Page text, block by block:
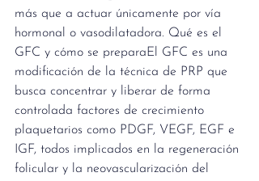
más que a actuar únicamente por vía
hormonal o vasodilatadora. Qué es el
GFC y cómo se preparaEl GFC es una
modificación de la técnica de PRP que
busca concentrar y liberar de forma
controlada factores de crecimiento
plaquetarios como PDGF, VEGF, EGF e
IGF, todos implicados en la regeneración
folicular y la neovascularización del